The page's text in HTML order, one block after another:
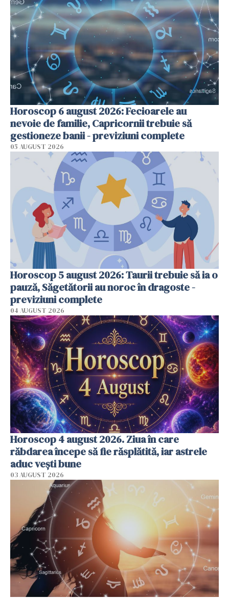
Horoscop 6 august 2026: Fecioarele au
nevoie de familie, Capricornii trebuie să
gestioneze banii - previziuni complete
05 AUGUST 2026
Horoscop 5 august 2026: Taurii trebuie să ia o
pauză, Săgetătorii au noroc în dragoste -
previziuni complete
04 AUGUST 2026
Horoscop 4 august 2026. Ziua în care
răbdarea începe să fie răsplătită, iar astrele
aduc vești bune
03 AUGUST 2026